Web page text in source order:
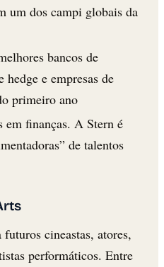
um dos campi globais da
bancos de
e empresas de
primeiro ano
em finanças. A Stern é
de talentos
cineastas, atores,
performáticos. Entre